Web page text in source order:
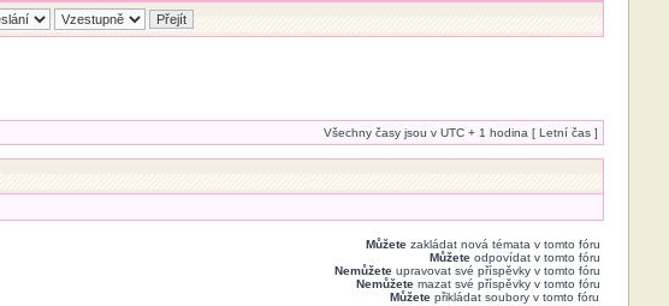
Všechny časy jsou v UTC + 1 hodina [ Letní čas ]
Můžetezakládat nová témata v tomto fóru
Můžeteodpovídat v tomto fóru
Nemůžeteupravovat své příspěvky v tomto fóru
Nemůžetemazat své příspěvky v tomto fóru
Můžetepřikládat soubory v tomto fóru